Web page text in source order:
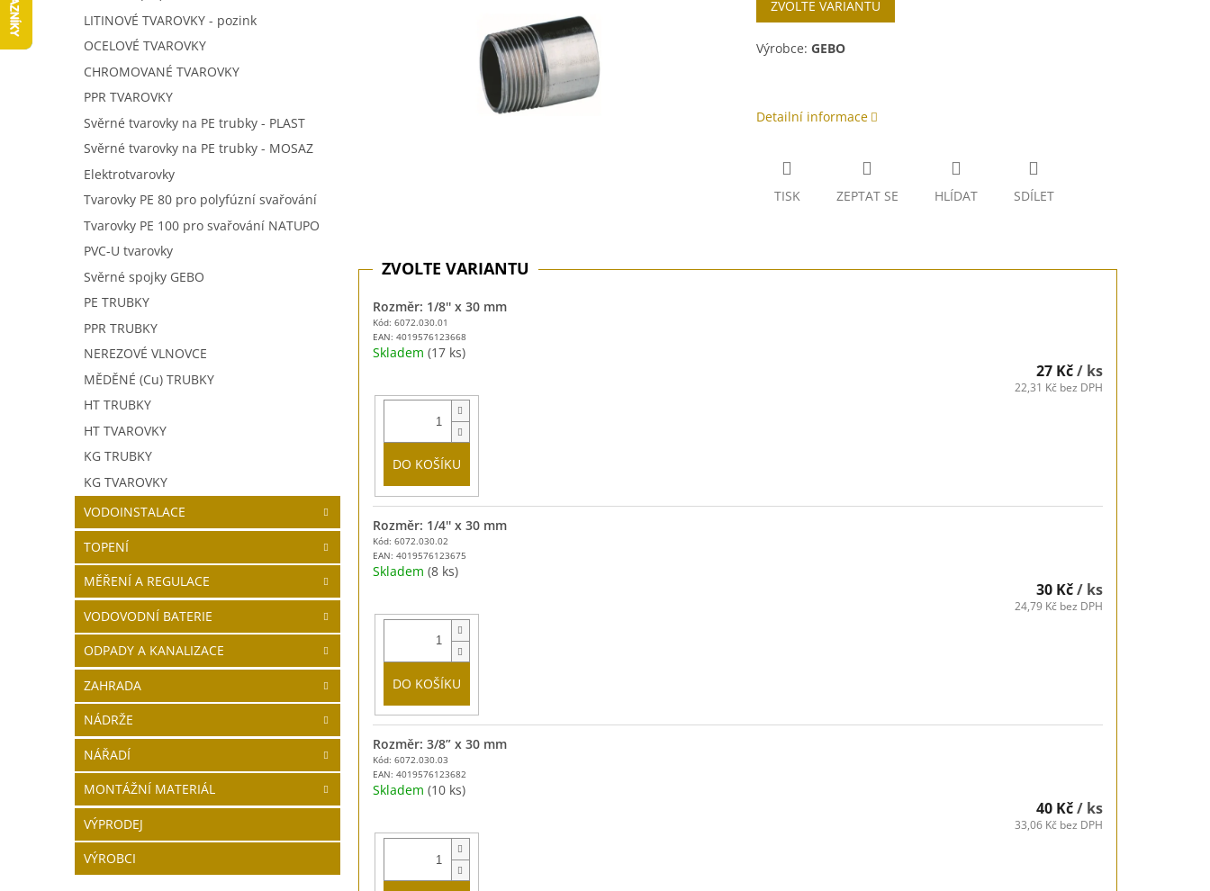
LITINOVÉ TVAROVKY - pozink
OCELOVÉ TVAROVKY
CHROMOVANÉ TVAROVKY
PPR TVAROVKY
Svěrné tvarovky na PE trubky - PLAST
Svěrné tvarovky na PE trubky - MOSAZ
Elektrotvarovky
Tvarovky PE 80 pro polyfúzní svařování
Tvarovky PE 100 pro svařování NATUPO
PVC-U tvarovky
Svěrné spojky GEBO
PE TRUBKY
PPR TRUBKY
NEREZOVÉ VLNOVCE
MĚDĚNÉ (Cu) TRUBKY
HT TRUBKY
HT TVAROVKY
KG TRUBKY
KG TVAROVKY
VODOINSTALACE
TOPENÍ
MĚŘENÍ A REGULACE
VODOVODNÍ BATERIE
ODPADY A KANALIZACE
ZAHRADA
NÁDRŽE
NÁŘADÍ
MONTÁŽNÍ MATERIÁL
VÝPRODEJ
VÝROBCI
cena:
ZVOLTE VARIANTU
Výrobce: GEBO
Detailní informace
TISK ZEPTAT SE HLÍDAT SDÍLET
Kód: 6072.030.01
EAN: 4019576123668
Rozměr: 1/8'' x 30 mm
Skladem (17 ks)
27 Kč/ ks
22,31 Kč bez DPH
DO KOŠÍKU
Kód: 6072.030.02
EAN: 4019576123675
Rozměr: 1/4'' x 30 mm
Skladem (8 ks)
30 Kč/ ks
24,79 Kč bez DPH
DO KOŠÍKU
Kód: 6072.030.03
EAN: 4019576123682
Rozměr: 3/8” x 30 mm
Skladem (10 ks)
40 Kč/ ks
33,06 Kč bez DPH